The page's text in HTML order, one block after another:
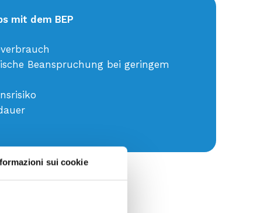
sui cookie
mit dem BEP
Beanspruchung bei geringem